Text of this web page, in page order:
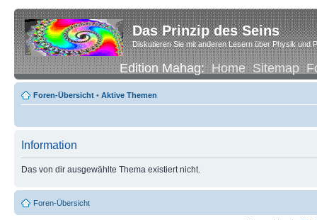
Das Prinzip des Seins
Diskutieren Sie mit anderen Lesern über Physik und
Edition Mahag:Home Sitemap
Foren-Übersicht • Aktive Themen
Information
Das von dir ausgewählte Thema existiert nicht.
Foren-Übersicht